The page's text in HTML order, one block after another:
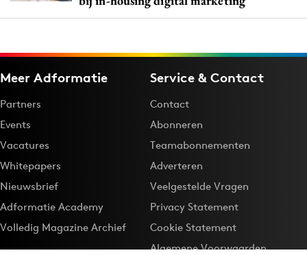
Meer Adformatie
Partners
Events
Vacatures
Whitepapers
Nieuwsbrief
Adformatie Academy
Volledig Magazine Archief
Service & Contact
Contact
Abonneren
Teamabonnementen
Adverteren
Veelgestelde Vragen
Privacy Statement
Cookie Statement
Algemene Voorwaarden